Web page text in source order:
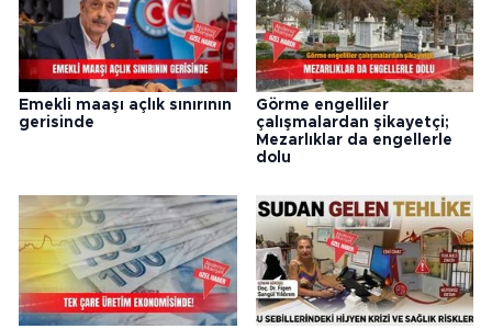
Emekli maaşı açlık sınırının
gerisinde
Görme engelliler
çalışmalardan şikayetçi;
Mezarlıklar da engellerle
dolu